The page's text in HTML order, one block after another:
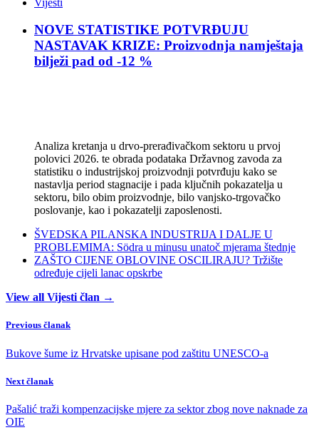
NOVE STATISTIKE POTVRĐUJU
NASTAVAK KRIZE: Proizvodnja namještaja
bilježi pad od -12 %
Analiza kretanja u drvo-prerađivačkom sektoru u prvoj
polovici 2026. te obrada podataka Državnog zavoda za
statistiku o industrijskoj proizvodnji potvrđuju kako se
nastavlja period stagnacije i pada ključnih pokazatelja u
sektoru, bilo obim proizvodnje, bilo vanjsko-trgovačko
poslovanje, kao i pokazatelji zaposlenosti.
ŠVEDSKA PILANSKA INDUSTRIJA I DALJE U
PROBLEMIMA: Södra u minusu unatoč mjerama štednje
ZAŠTO CIJENE OBLOVINE OSCILIRAJU? Tržište
određuje cijeli lanac opskrbe
View all Vijesti član →
Previous članak
Bukove šume iz Hrvatske upisane pod zaštitu UNESCO-a
Next članak
Pašalić traži kompenzacijske mjere za sektor zbog nove naknade za
OIE